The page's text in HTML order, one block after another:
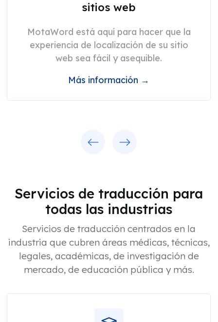
sitios web
MotaWord está aquí para hacer que la
experiencia de localización de su sitio
web sea fácil y asequible.
Más información →
Servicios de traducción para
todas las industrias
Servicios de traducción centrados en la
industria que cubren áreas médicas, técnicas,
legales, académicas, de investigación de
mercado, de educación pública y más.